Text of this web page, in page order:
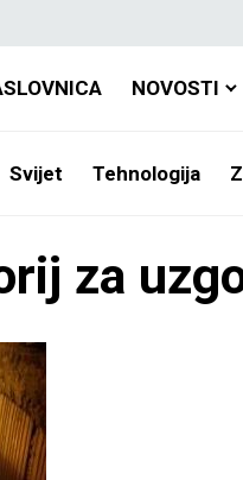
NOVOSTI
Svijet Tehnologija
za